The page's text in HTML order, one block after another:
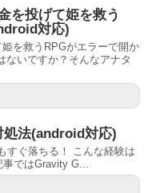
を投げて姫を救う
対応)
を救うRPGがエラーで開か
ないですか？そんなアナタ
法(android対応)
すぐ落ちる！ こんな経験は
ではGravity G...